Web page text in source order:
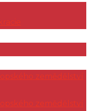
zemědělství
zemědělství